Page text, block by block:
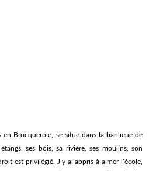
en Brocqueroie, se situe dans la banlieue de
ses bois, sa rivière, ses moulins, son
est privilégié. J’y ai appris à aimer l’école,